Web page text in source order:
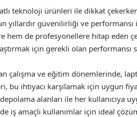
teknoloji ürünleri ile dikkat
yıllardır güvenilirliği ve
hem de profesyonellere hitap eden
için gerekli olan performansı
çalışma ve eğitim dönemlerinde,
bu ihtiyacı karşılamak için uygun
alanları ile her kullanıcıya
iş amaçlı kullanımlar için ideal